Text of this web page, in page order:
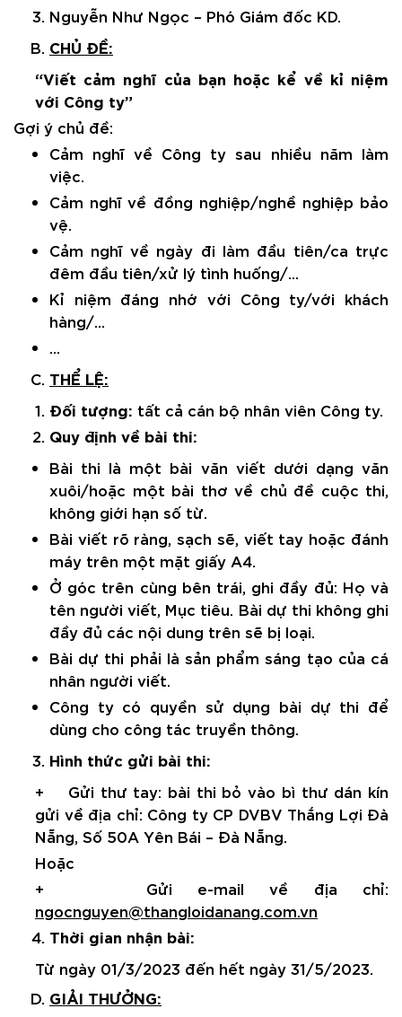
Nguyễn Như Ngọc – Phó Giám đốc KD.
CHỦ ĐỀ:
“Viết cảm nghĩ của bạn hoặc kể về kỉ niệm
với Công ty”
Gợi ý chủ đề:
Cảm nghĩ về Công ty sau nhiều năm làm
việc.
Cảm nghĩ về đồng nghiệp/nghề nghiệp bảo
vệ.
Cảm nghĩ về ngày đi làm đầu tiên/ca trực
đêm đầu tiên/xử lý tình huống/…
Kỉ niệm đáng nhớ với Công ty/với khách
hàng/…
THỂ LỆ:
Đối tượng: tất cả cán bộ nhân viên Công ty.
Quy định về bài thi:
Bài thi là một bài văn viết dưới dạng văn
xuôi/hoặc một bài thơ về chủ đề cuộc thi,
không giới hạn số từ
Bài viết rõ ràng, sạch sẽ, viết tay hoặc đánh
máy trên một mặt giấy A4
Ở góc trên cùng bên trái, ghi đầy đủ: Họ và
tên người viết, Mục tiêu . Bài dự thi không ghi
đầy đủ các nội dung trên sẽ bị loại.
Bài dự thi phải là sản phẩm sáng tạo của cá
nhân người viết.
Công ty có quyền sử dụng bài dự thi để
dùng cho công tác truyền thông.
Hình thức gửi bài thi:
+ Gửi thư tay: bài thi bỏ vào bì thư dán kín
gửi về địa chỉ: Công ty CP DVBV Thắng Lợi Đà
Nẵng, Số 50A Yên Bái – Đà Nẵng.
Hoặc
+ Gửi e-mail về địa chỉ:
ngocnguyen@thangloidanang.com.vn
Thời gian nhận bài:
Từ ngày 01/3/2023 đến hết ngày 31/5/2023.
GIẢI THƯỞNG: